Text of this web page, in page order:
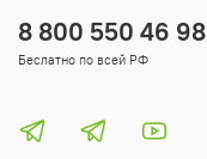
8 800 550 46 98
Беслатно по всей РФ